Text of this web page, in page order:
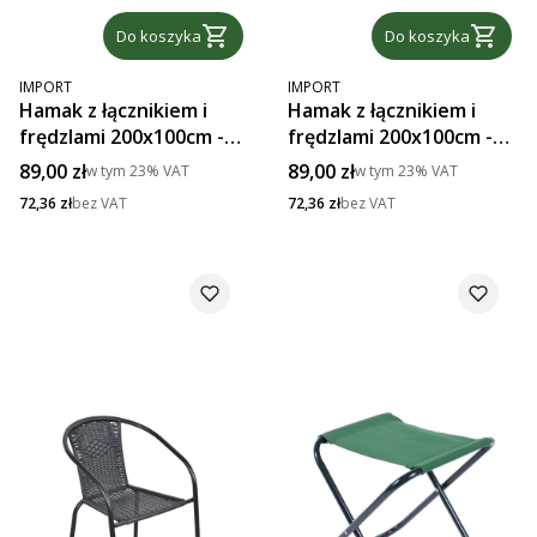
Do koszyka
PRODUCENT
IMPORT
Hamak z łącznikiem i
frędzlami 200x100cm -
beżowy
Cena brutto
89,00 złw tym 23% VAT
Cena netto
72,36 złbez VAT
Do koszyka
PRODUCENT
IMPORT
Hamak z łącznikiem i
frędzlami 200x100cm -
turkus
Cena brutto
89,00 złw tym 23% VAT
Cena netto
72,36 złbez VAT